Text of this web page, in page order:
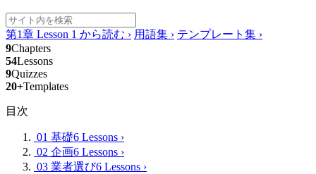
第1章 Lesson 1 から読む › 用語集 › テンプレート集 ›
9Chapters
54Lessons
9Quizzes
20+Templates
目次
01 基礎6 Lessons ›
02 企画6 Lessons ›
03 業者選び6 Lessons ›